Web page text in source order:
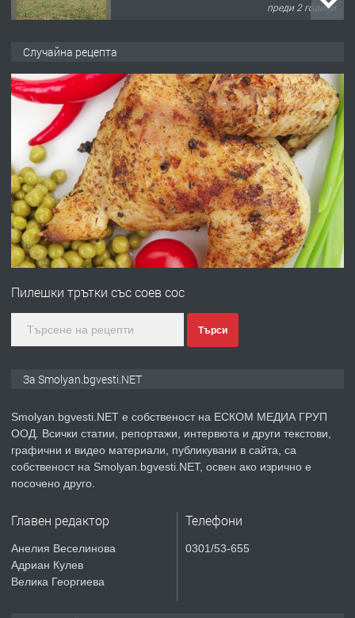
преди 2 години
НЕГОВОТО КАЧЕСТВО
преди 2 години
ПРЕДЛАГА Имот в Северна Гърция, до Кавала
преди 2 години
ПРЕДЛАГА Иглолистни Пелети клас А1
преди 2 години
ТЪРСИ Търсят се строителни работници
ПРЕДЛАГА
Случайна рецепта
Пилешки трътки със соев сос
Търси
За Smolyan.bgvesti.NET
Smolyan.bgvesti.NET е собственост на ЕСКОМ МЕДИА ГРУП
ООД. Всички статии, репортажи, интервюта и други текстови,
графични и видео материали, публикувани в сайта, са
собственост на Smolyan.bgvesti.NET, освен ако изрично е
посочено друго.
Главен редактор
Анелия Веселинова
Адриан Кулев
Велика Георгиева
Телефони
0301/53-655